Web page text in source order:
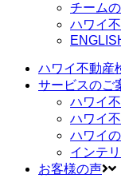
チーム
ハワイ
ハワイ不動産
サービスのご
ハワイ
ハワイ
ハワイ
インテ
お客様の声